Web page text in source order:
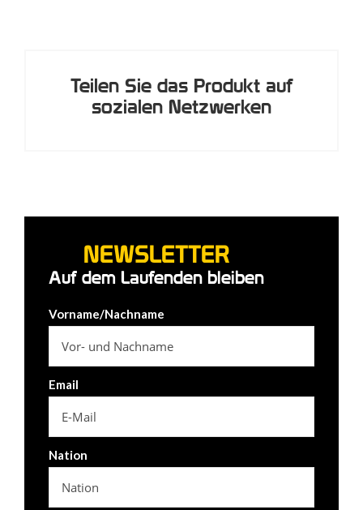
Teilen Sie das Produkt auf
sozialen Netzwerken
NEWSLETTER
Auf dem Laufenden bleiben
Vorname/Nachname
Email
Nation